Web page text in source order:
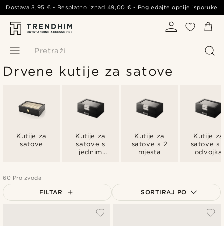
Pretraži
Dostava3,95 € - Besplatno iznad 49,00 € - Pogledajte opcije isporuke
Drvene kutije za satove
Kutije za
satove
Kutije za
satove s
jednim
Kutije za
satove s 2
mjesta
Kutije za
satove s
odvojka
60 Proizvoda
FILTAR SORTIRAJ PO